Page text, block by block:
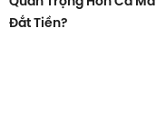
Đắt Tiền?